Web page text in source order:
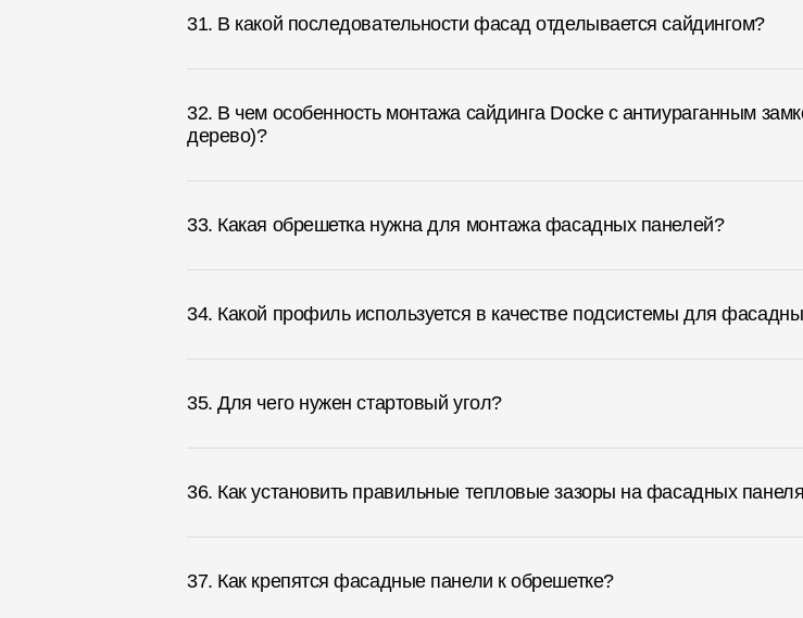
31. В какой последовательности фасад отделывается сайдингом?
32. В чем особенность монтажа сайдинга Docke с антиураганным
дерево)?
33. Какая обрешетка нужна для монтажа фасадных панелей?
34. Какой профиль используется в качестве подсистемы для
35. Для чего нужен стартовый угол?
36. Как установить правильные тепловые зазоры на фасадных
37. Как крепятся фасадные панели к обрешетке?